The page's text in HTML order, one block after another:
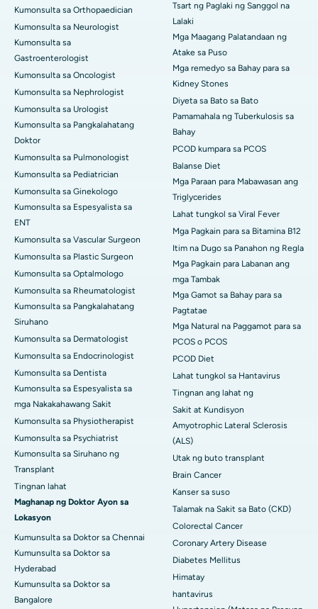
Kumonsulta sa Orthopaedician
Kumonsulta sa Neurologist
Kumonsulta sa
Gastroenterologist
Kumonsulta sa Oncologist
Kumonsulta sa Nephrologist
Kumonsulta sa Urologist
Kumonsulta sa Pangkalahatang
Doktor
Kumonsulta sa Pulmonologist
Kumonsulta sa Pediatrician
Kumonsulta sa Ginekologo
Kumonsulta sa Espesyalista sa
ENT
Kumonsulta sa Vascular Surgeon
Kumonsulta sa Plastic Surgeon
Kumonsulta sa Optalmologo
Kumonsulta sa Rheumatologist
Kumonsulta sa Pangkalahatang
Siruhano
Kumonsulta sa Dermatologist
Kumonsulta sa Endocrinologist
Kumonsulta sa Dentista
Kumonsulta sa Espesyalista sa
mga Nakakahawang Sakit
Kumonsulta sa Physiotherapist
Kumonsulta sa Psychiatrist
Kumonsulta sa Siruhano ng
Transplant
Tingnan lahat
Maghanap ng Doktor Ayon sa
Lokasyon
Kumunsulta sa Doktor sa Chennai
Kumunsulta sa Doktor sa
Hyderabad
Kumunsulta sa Doktor sa
Bangalore
Tsart ng Paglaki ng Sanggol na
Lalaki
Mga Maagang Palatandaan ng
Atake sa Puso
Mga remedyo sa Bahay para sa
Kidney Stones
Diyeta sa Bato sa Bato
Pamamahala ng Tuberkulosis sa
Bahay
PCOD kumpara sa PCOS
Balanse Diet
Mga Paraan para Mabawasan ang
Triglycerides
Lahat tungkol sa Viral Fever
Mga Pagkain para sa Bitamina B12
Itim na Dugo sa Panahon ng Regla
Mga Pagkain para Labanan ang
mga Tambak
Mga Gamot sa Bahay para sa
Pagtatae
Mga Natural na Paggamot para sa
PCOS o PCOS
PCOD Diet
Lahat tungkol sa Hantavirus
Tingnan ang lahat ng
Sakit at Kundisyon
Amyotrophic Lateral Sclerosis
(ALS)
Utak ng buto transplant
Brain Cancer
Kanser sa suso
Talamak na Sakit sa Bato (CKD)
Colorectal Cancer
Coronary Artery Disease
Diabetes Mellitus
Himatay
hantavirus